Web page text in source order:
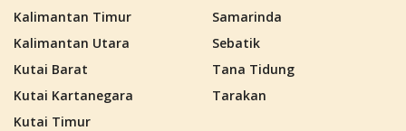
Kalimantan Timur
Kalimantan Utara
Kutai Barat
Kutai Kartanegara
Kutai Timur
Samarinda
Sebatik
Tana Tidung
Tarakan